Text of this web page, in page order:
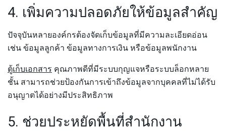
4. เพิ่มความปลอดภัยให้ข้อมูลสำคัญ
ปัจจุบันหลายองค์กรต้องจัดเก็บข้อมูลที่มีความละเอียดอ่อน
เช่น ข้อมูลลูกค้า ข้อมูลทางการเงิน หรือข้อมูลพนักงาน
ตู้เก็บเอกสาร คุณภาพดีที่มีระบบกุญแจหรือระบบล็อกหลาย
ชั้น สามารถช่วยป้องกันการเข้าถึงข้อมูลจากบุคคลที่ไม่ได้รับ
อนุญาตได้อย่างมีประสิทธิภาพ
5. ช่วยประหยัดพื้นที่สำนักงาน